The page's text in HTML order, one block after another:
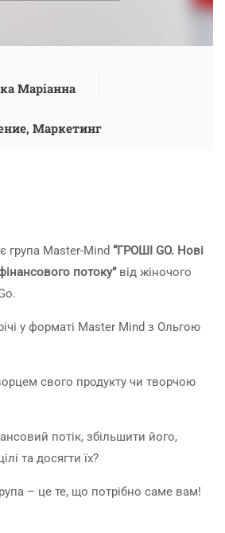
Маріанна
, Маркетинг
група Master-Mind “ГРОШІ GO. Нові
потоку”від жіночого
у форматі Master Mind з Ольгою
свого продукту чи творчою
потік, збільшити його,
та досягти їх?
– це те, що потрібно саме вам!